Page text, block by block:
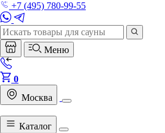
+7 (495) 780-99-55
Меню
0
Москва
Каталог